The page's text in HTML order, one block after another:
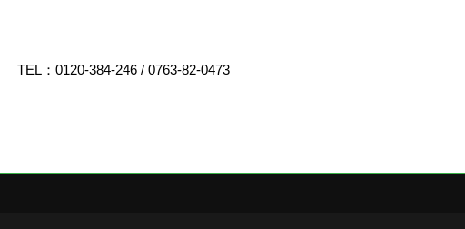
TEL： 0120-384-246 / 0763-82-0473